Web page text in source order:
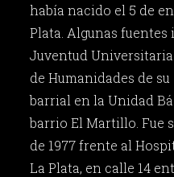
había nacido el 5 de
Plata. Algunas
Juventud
de Humanidades de
barrial en la Unidad
barrio El Martillo. Fue
de 1977 frente al
La Plata, en calle 14